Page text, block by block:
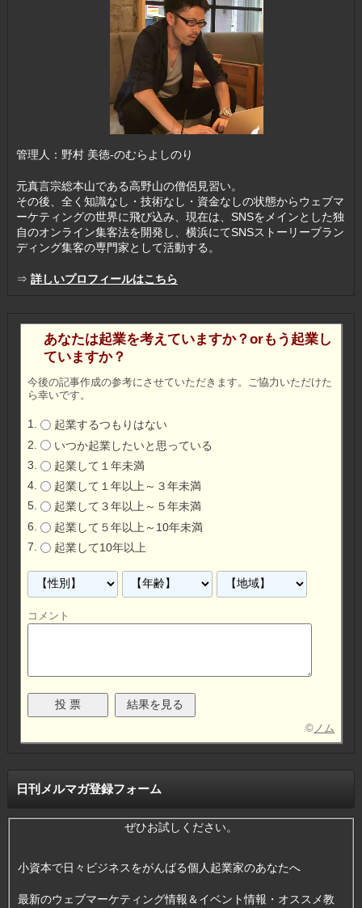
管理人：野村 美徳-のむらよしのり
元真言宗総本山である高野山の僧侶見習い。
その後、全く知識なし・技術なし・資金なしの状態からウェブマ
ーケティングの世界に飛び込み、現在は、SNSをメインとした独
自のオンライン集客法を開発し、横浜にてSNSストーリーブラン
ディング集客の専門家として活動する。
⇒ 詳しいプロフィールはこちら
あなたは起業を考えていますか？orもう起業し
ていますか？
今後の記事作成の参考にさせていただきます。ご協力いただけた
ら幸いです。
起業するつもりはない
いつか起業したいと思っている
起業して１年未満
起業して１年以上～３年未満
起業して３年以上～５年未満
起業して５年以上～10年未満
起業して10年以上
コメント
© ノム
日刊メルマガ登録フォーム
ぜひお試しください。
小資本で日々ビジネスをがんばる個人起業家のあなたへ
最新のウェブマーケティング情報＆イベント情報・オススメ教